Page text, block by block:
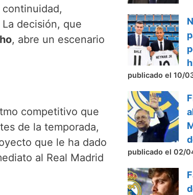
decisión, que
, abre un escenario
competitivo que
de la temporada,
que le ha dado
al Real Madrid
publicado el 10/
publicado el 02/